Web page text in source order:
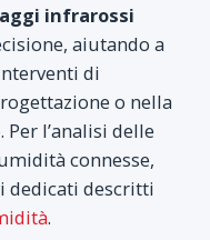
infrarossi
aiutando a
di
o nella
l’analisi delle
connesse,
dedicati descritti
.